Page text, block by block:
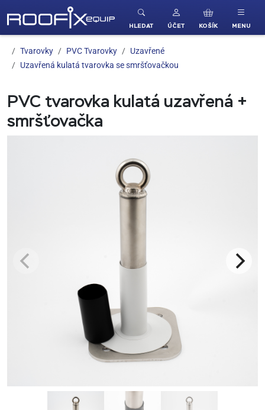
HLEDAT ÚČET KOŠÍK MENU
Tvarovky PVC Tvarovky
Uzavřené
Uzavřená kulatá tvarovka se smršťovačkou
PVC tvarovka kulatá uzavřená +
smršťovačka